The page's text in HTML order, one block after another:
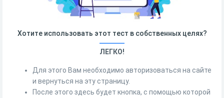
Хотите использовать этот тест в собственных целях?
ЛЕГКО!
Для этого Вам необходимо авторизоваться на сайте
и вернуться на эту страницу.
После этого здесь будет кнопка, с помощью которой